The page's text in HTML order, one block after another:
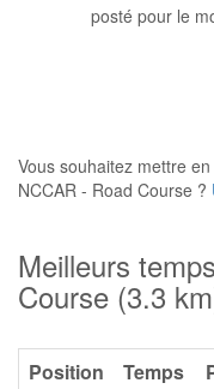
posté pour le
Vous souhaitez mettre
NCCAR - Road Course ?
Meilleurs
Course (3.3
Position Temps